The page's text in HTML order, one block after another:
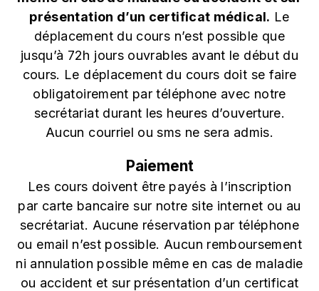
présentation d’un certificat médical. Le
déplacement du cours n’est possible que
jusqu’à 72h jours ouvrables avant le début du
cours. Le déplacement du cours doit se faire
obligatoirement par téléphone avec notre
secrétariat durant les heures d’ouverture.
Aucun courriel ou sms ne sera admis.
Paiement
Les cours doivent être payés à l’inscription
par carte bancaire sur notre site internet ou au
secrétariat. Aucune réservation par téléphone
ou email n’est possible. Aucun remboursement
ni annulation possible même en cas de maladie
ou accident et sur présentation d’un certificat